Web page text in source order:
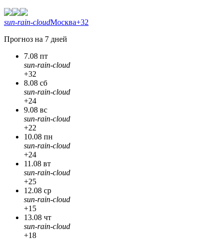
sun-rain-cloudМосква+32
Прогноз на 7 дней
7.08 пт
sun-rain-cloud
+32
8.08 сб
sun-rain-cloud
+24
9.08 вс
sun-rain-cloud
+22
10.08 пн
sun-rain-cloud
+24
11.08 вт
sun-rain-cloud
+25
12.08 ср
sun-rain-cloud
+15
13.08 чт
sun-rain-cloud
+18